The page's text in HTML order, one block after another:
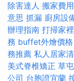
除害達人 搬家費用
意思 抓漏 廚房設
辦理指南 打掃家裡
務 buffet外燴價格
務推薦 私人居家
美式脊椎矯正 草
公司 台胞證宜蘭